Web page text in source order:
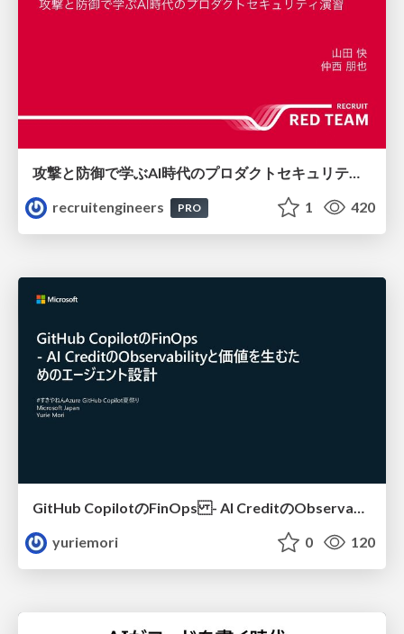
recruitengineers
PRO 1 420
GitHub CopilotのFinOps - AI CreditのObservabilityと価値を生むためのエージェント設計
yuriemori
0 120